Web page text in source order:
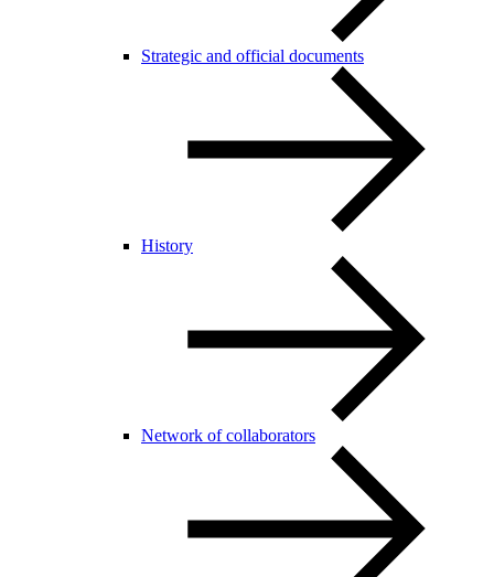
Strategic and official documents
History
Network of collaborators